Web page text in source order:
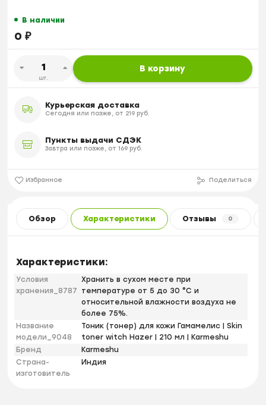
В наличии
0 ₽
шт.
В корзину
Курьерская доставка
Сегодня или позже, от 219 руб.
Пункты выдачи СДЭК
Завтра или позже, от 169 руб.
Избранное Поделиться
Обзор Характеристики Отзывы 0
Характеристики:
Условия
хранения_8787
Хранить в сухом месте при
температуре от 5 до 30 °С и
относительной влажности воздуха не
более 75%.
Название
модели_9048
Тоник (тонер) для кожи Гамамелис | Skin
toner witch Hazer | 210 мл | Karmeshu
Бренд
Karmeshu
Страна-
изготовитель
Индия